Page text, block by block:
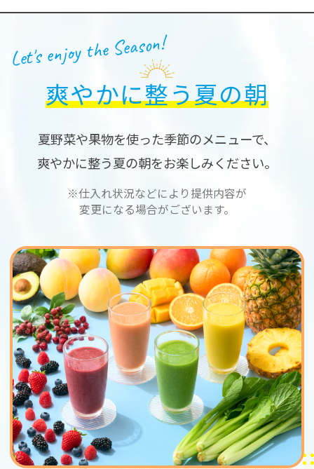
Let's enjoy the Season!
爽やかに整う夏の朝
夏野菜や果物を使った季節のメニューで、
爽やかに整う夏の朝をお楽しみください。
※仕入れ状況などにより提供内容が
変更になる場合がございます。